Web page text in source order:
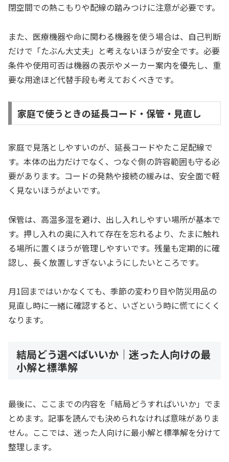
閉空間での熱こもりや配線の踏みつけに注意が必要です。
また、医療機器や命に関わる機器を使う場合は、自己判断
だけで「たぶん大丈夫」と考えないほうが安全です。必要
条件や使用可否は機器の表示やメーカー案内を優先し、重
要な用途ほど代替手段も考えておくべきです。
家庭で使うときの延長コード・保管・見直し
家庭で見落としやすいのが、延長コードやたこ足配線で
す。本体の出力だけでなく、つなぐ側の許容範囲も守る必
要があります。コードの発熱や接続の緩みは、安全面で軽
く見ないほうがよいです。
保管は、高温多湿を避け、出し入れしやすい場所が基本で
す。押し入れの奥に入れて存在を忘れるより、たまに触れ
る場所に置くほうが管理しやすいです。残量も定期的に確
認し、長く放置しすぎないようにしたいところです。
月1回まではいかなくても、季節の変わり目や防災用品の
見直し時に一緒に確認すると、いざという時に慌てにくく
なります。
結局どう選べばいいか｜迷った人向けの最
小解と標準解
最後に、ここまでの内容を「結局どうすればいいか」でま
とめます。記事を読んでも決められなければ意味がありま
せん。ここでは、迷った人向けに最小解と標準解を分けて
整理します。